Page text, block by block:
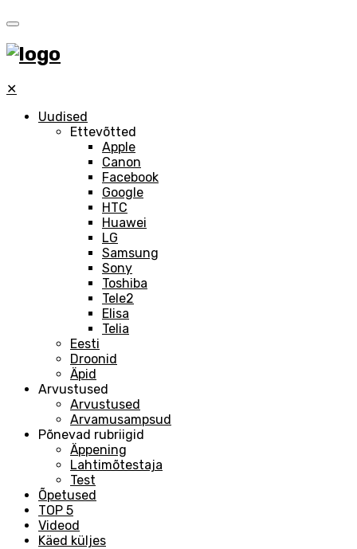
✕
Uudised
Ettevõtted
Apple
Canon
Facebook
Google
HTC
Huawei
LG
Samsung
Sony
Toshiba
Tele2
Elisa
Telia
Eesti
Droonid
Äpid
Arvustused
Arvustused
Arvamusampsud
Põnevad rubriigid
Äppening
Lahtimõtestaja
Test
Õpetused
TOP 5
Videod
Käed küljes